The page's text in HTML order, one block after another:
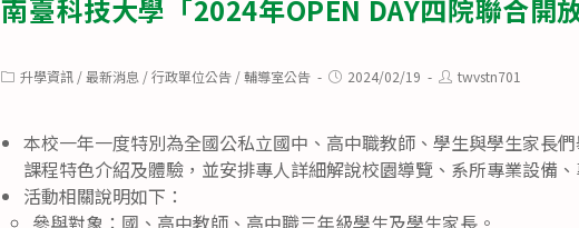
南臺科技大學「2024年OPEN DAY四院聯合開放
Post升學資訊 / 最新消息 / 行政單位公告 / 輔導室公告
Post2024/02/19
Posttwvstn701
本校一年一度特別為全國公私立國中、高中職教師、學生與學生家長
課程特色介紹及體驗，並安排專人詳細解說校園導覽、系所專業設備、
活動相關說明如下：
參與對象：國、高中教師、高中職三年級學生及學生家長。